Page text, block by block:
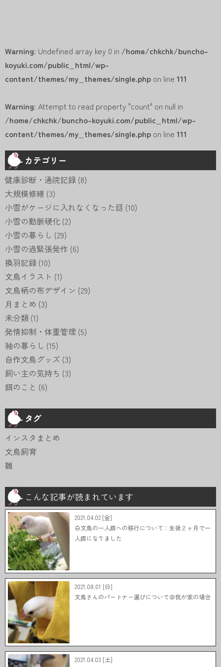
Warning: Undefined array key 0 in /home/chkchk/buncho-
koyuki.com/public_html/wp-
content/themes/my_themes/single.php on line 111
Warning: Attempt to read property "count" on null in
/home/chkchk/buncho-koyuki.com/public_html/wp-
content/themes/my_themes/single.php on line 111
カテゴリー
健康診断・通院記録 (8)
大規模修繕 (3)
小雪がケージに入れなくなった話 (10)
小雪の動脈硬化 (2)
小雪の暮らし (29)
小雪の過緊張発作 (6)
換羽記録 (10)
文鳥イラスト (1)
文鳥柄の布デザイン (29)
月まとめ (3)
未分類 (1)
発情抑制・体重管理 (5)
紬の暮らし (15)
自作文鳥グッズ (3)
飼い主の気持ち (3)
餌のこと (6)
タグ
インスタまとめ
文鳥飼育
雛
こんな記事が読まれています
2021.04.02 [金]
白文鳥の一人餌への移行について：生後２ヶ月で一
人餌になりました
2021.08.01 [日]
文鳥さんのパートナー選びについて＠我が家の場合
2021.04.03 [土]